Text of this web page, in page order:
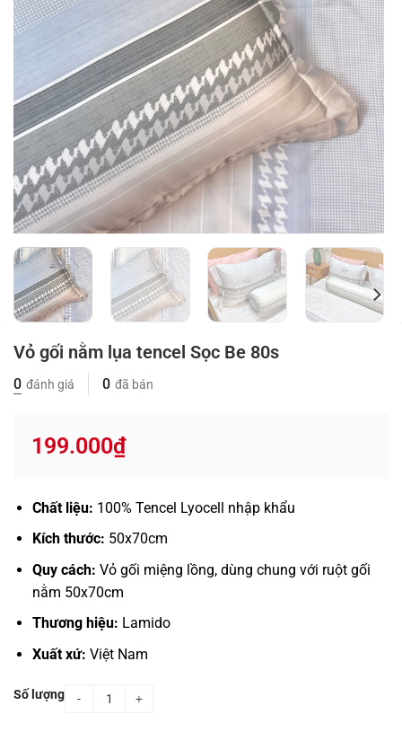
Vỏ gối nằm lụa tencel Sọc Be 80s
0 đánh giá 0 đã bán
199.000₫
Chất liệu: 100% Tencel Lyocell nhập khẩu
Kích thước: 50x70cm
Quy cách: Vỏ gối miệng lồng, dùng chung với ruột gối
nằm 50x70cm
Thương hiệu: Lamido
Xuất xứ: Việt Nam
Số lượng
Vỏ gối nằm lụa tencel Sọc Be 80s quantity